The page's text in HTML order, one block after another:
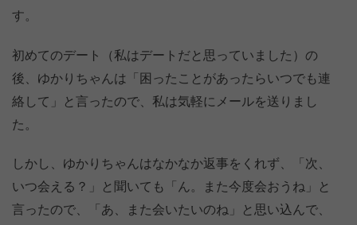
す。
初めてのデート（私はデートだと思っていました）の
後、ゆかりちゃんは「困ったことがあったらいつでも連
絡して」と言ったので、私は気軽にメールを送りまし
た。
しかし、ゆかりちゃんはなかなか返事をくれず、「次、
いつ会える？」と聞いても「ん。また今度会おうね」と
言ったので、「あ、また会いたいのね」と思い込んで、